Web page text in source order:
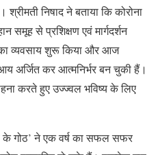
श्रीमती निषाद ने बताया कि कोरोना
समूह से प्रशिक्षण एवं मार्गदर्शन
व्यवसाय शुरू किया और आज
अर्जित कर आत्मनिर्भर बन चुकी हैं।
करते हुए उज्ज्वल भविष्य के लिए
के गोठ’ ने एक वर्ष का सफल सफर